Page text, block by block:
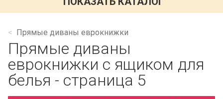
Прямые диваны еврокнижки
Прямые диваны
еврокнижки с ящиком для
белья - страница 5